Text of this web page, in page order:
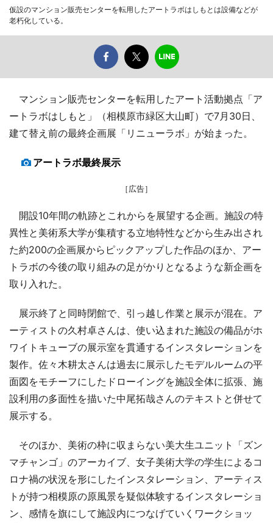
仮設のマンション販売センターを転用したアートラボはしもとは設備などが
老朽化している。
マンション販売センターを転用したアート活動拠点「ア
ートラボはしもと」（相模原市緑区大山町）で7月30日、
建て替え前の最終企画展「リニューラボ」が始まった。
アートラボ最終展示
［広告］
開設10年間の軌跡とこれからを展望する企画。施設の特
異性と美術系大学が集積する立地特性などから生み出され
た約200の企画展からピックアップした作品のほか、アー
トラボの今後の取り組みの足がかりとなるような新企画を
取り入れた。
展示終了と同時閉館で、引っ越し作業と展示が混在。ア
ーティストの久村卓さんは、使い込まれた施設の備品がホ
ワイトキューブの展示室を貫通するインスタレーションを
製作。佐々木耕太さんは過去に展示したモデルルームの平
面図をモチーフにしたドローイングを施設全体に拡張、施
設利用の多面性を描いた中尾拓哉さんのテキストと併せて
展示する。
そのほか、美術の枠に収まらない美大生ユニット「ズン
マチャンゴ」のアーカイブ、女子美術大学の学生によるコ
ロナ禍の状況を形にしたインスタレーション、アーティス
トが持つ相模原の原風景を疑似体験するインスタレーショ
ン、感情を旗にして施設内につなげていくワークショッ